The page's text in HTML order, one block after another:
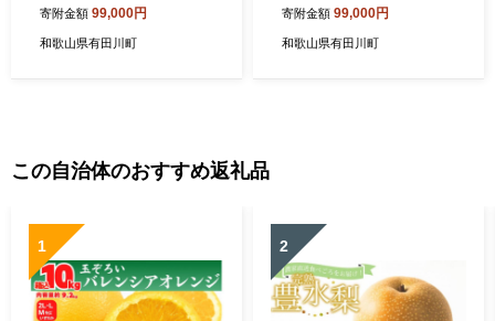
寄附金額 99,000円
和歌山県有田川町
寄附金額 99,000円
和歌山県有田川町
この自治体のおすすめ返礼品
1 2